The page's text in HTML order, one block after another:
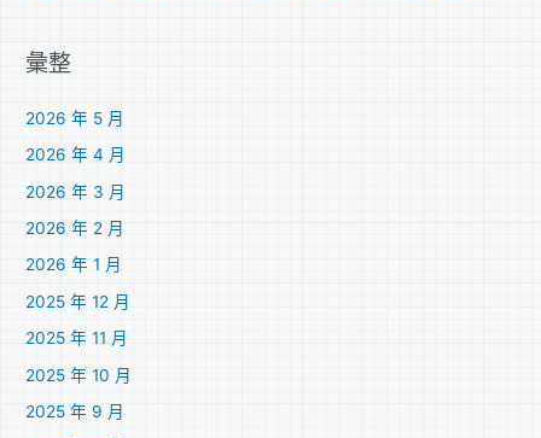
彙整
2026 年 5 月
2026 年 4 月
2026 年 3 月
2026 年 2 月
2026 年 1 月
2025 年 12 月
2025 年 11 月
2025 年 10 月
2025 年 9 月